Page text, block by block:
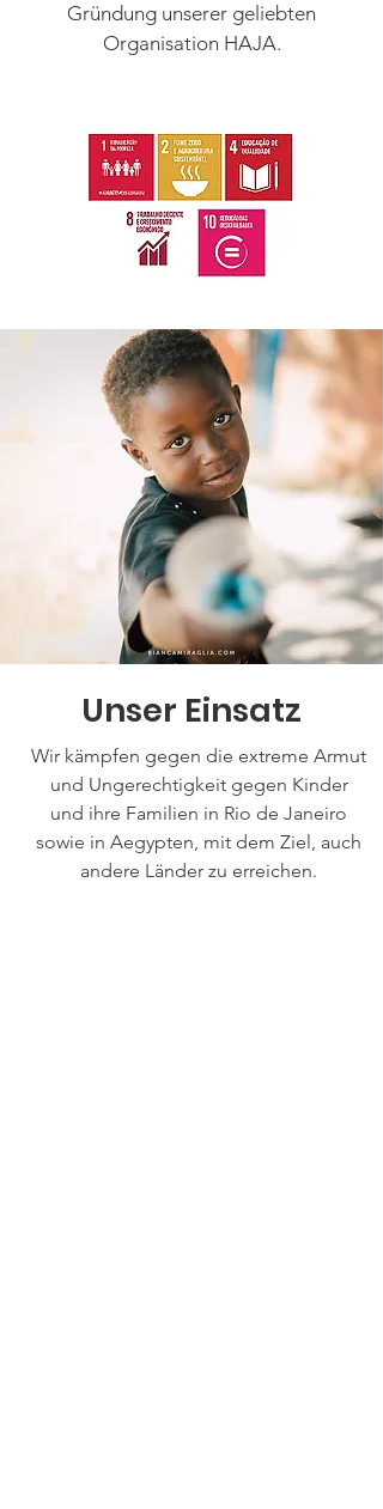
Gründung unserer geliebten
Organisation HAJA.
Unser Einsatz
Wir kämpfen gegen die extreme Armut
und Ungerechtigkeit gegen Kinder
und ihre Familien in Rio de Janeiro
sowie in Aegypten, mit dem Ziel, auch
andere Länder zu erreichen.